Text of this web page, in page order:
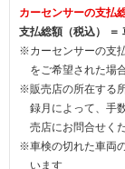
カーセンサーの支払
支払総額（税込） ＝
※カーセンサーの支
をご希望された場
※販売店の所在する
録月によって、手
売店にお問合せく
※車検の切れた車両
います